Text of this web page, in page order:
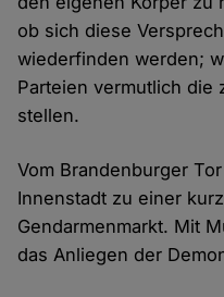
ob sich diese
wiederfinden werden;
Parteien vermutlich die
stellen.
Vom Brandenburger
Innenstadt zu einer
Gendarmenmarkt. Mit
das Anliegen der